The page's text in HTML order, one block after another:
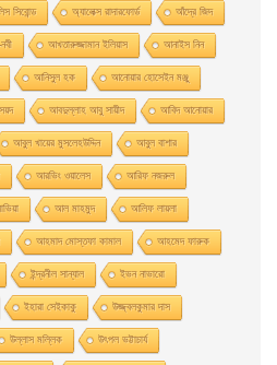
সিবােন্ড অ্যালেক্স রাদারফোর্ড আঁদ্রে জিদ
আখতারুজ্জামান ইলিয়াস আনাইস নিন
আনিসুল হক আনোয়ার হোসেইন মঞ্জু
আবদুল্লাহ আবু সায়ীদ আবিদ আনোয়ার
আবুল খায়ের মুসলেহউদ্দিন আবুল বাশার
আরভিং ওয়ালেস আরিফ নজরুল
আল মাহমুদ আলিফ লায়লা
আহমাদ মোস্তফা কামাল আহমেদ ফারুক
ইন্দ্রনীল সান্যাল ইভন নাভারাে
ইহারা সেইকাকু উজ্জ্বলকুমার দাস
উল্লাস মল্লিক উৎপল ভট্টাচার্য